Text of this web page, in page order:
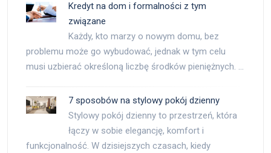
Kredyt na dom i formalności z tym
związane
Każdy, kto marzy o nowym domu, bez
problemu może go wybudować, jednak w tym celu
musi uzbierać określoną liczbę środków pieniężnych. …
7 sposobów na stylowy pokój dzienny
Stylowy pokój dzienny to przestrzeń, która
łączy w sobie elegancję, komfort i
funkcjonalność. W dzisiejszych czasach, kiedy